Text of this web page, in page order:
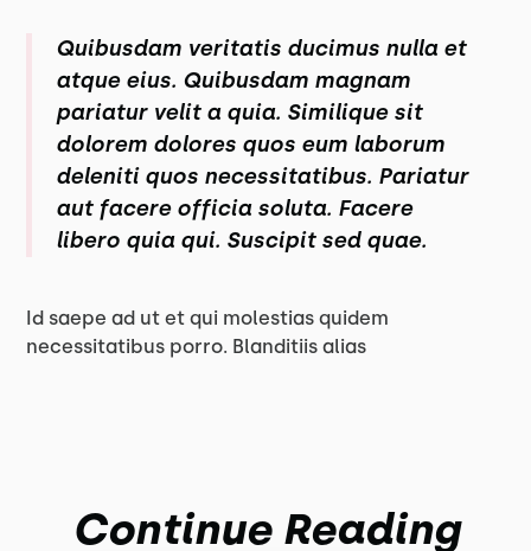
Quibusdam veritatis ducimus nulla et
atque eius. Quibusdam magnam
pariatur velit a quia. Similique sit
dolorem dolores quos eum laborum
deleniti quos necessitatibus. Pariatur
aut facere officia soluta. Facere
libero quia qui. Suscipit sed quae.
Id saepe ad ut et qui molestias quidem
necessitatibus porro. Blanditiis alias
Continue Reading